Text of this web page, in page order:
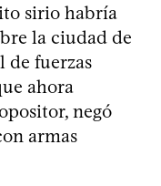
sirio habría
la ciudad de
de fuerzas
ahora
negó
armas